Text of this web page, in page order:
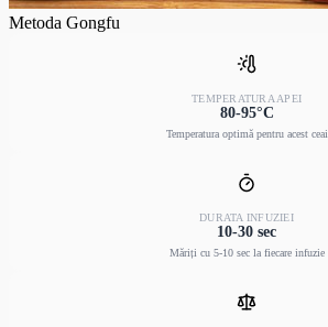
Metoda Gongfu
TEMPERATURA APEI
80-95°C
Temperatura optimă pentru acest ceai
DURATA INFUZIEI
10-30 sec
Măriți cu 5-10 sec la fiecare infuzie